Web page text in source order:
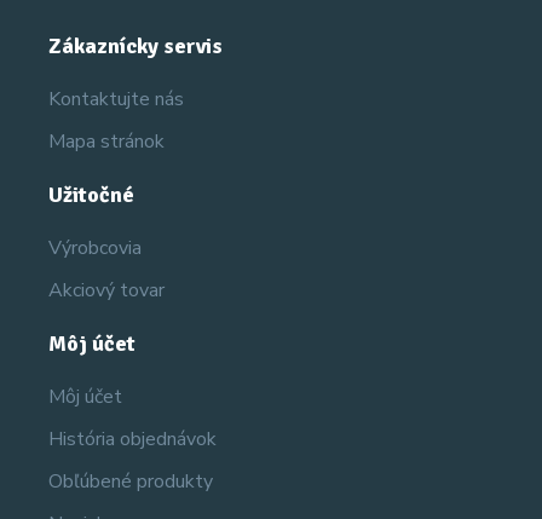
Zákaznícky servis
Kontaktujte nás
Mapa stránok
Užitočné
Výrobcovia
Akciový tovar
Môj účet
Môj účet
História objednávok
Obľúbené produkty